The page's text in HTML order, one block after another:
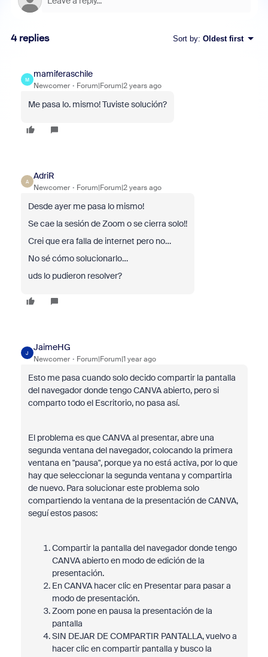
4 replies Sort by: Oldest first
M
mamiferaschile
Newcomer Forum|Forum|2 years ago
Me pasa lo. mismo! Tuviste solución?
A
AdriR
Newcomer Forum|Forum|2 years ago
Desde ayer me pasa lo mismo!
Se cae la sesión de Zoom o se cierra solo!!
Crei que era falla de internet pero no…
No sé cómo solucionarlo…
uds lo pudieron resolver?
J
JaimeHG
Newcomer Forum|Forum|1 year ago
Esto me pasa cuando solo decido compartir la pantalla
del navegador donde tengo CANVA abierto, pero si
comparto todo el Escritorio, no pasa así.
El problema es que CANVA al presentar, abre una
segunda ventana del navegador, colocando la primera
ventana en "pausa", porque ya no está activa, por lo que
hay que seleccionar la segunda ventana y compartirla
de nuevo. Para solucionar este problema solo
compartiendo la ventana de la presentación de CANVA,
seguí estos pasos:
Compartir la pantalla del navegador donde tengo
CANVA abierto en modo de edición de la
presentación.
En CANVA hacer clic en Presentar para pasar a
modo de presentación.
Zoom pone en pausa la presentación de la
pantalla
SIN DEJAR DE COMPARTIR PANTALLA, vuelvo a
hacer clic en compartir pantalla y busco la